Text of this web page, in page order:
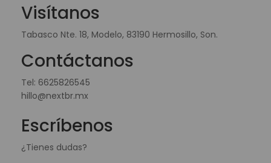
Visítanos
Tabasco Nte. 18, Modelo, 83190 Hermosillo, Son.
Contáctanos
Tel: 6625826545
hillo@nextbr.mx
Escríbenos
¿Tienes dudas?